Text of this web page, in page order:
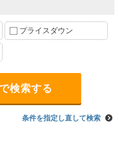
プライスダウン
条件を指定し直して検索